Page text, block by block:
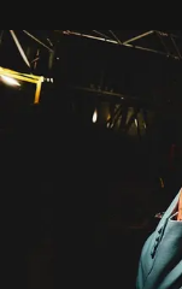
di esprimere